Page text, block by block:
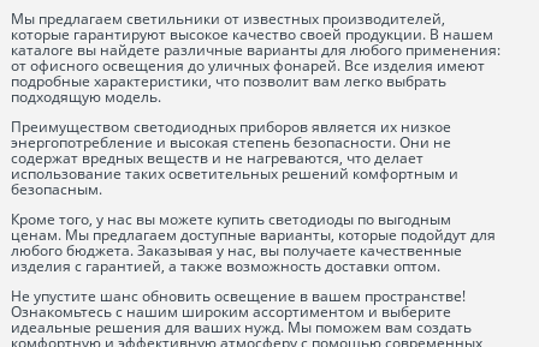
Мы предлагаем светильники от известных производителей,
которые гарантируют высокое качество своей продукции. В нашем
каталоге вы найдете различные варианты для любого применения:
от офисного освещения до уличных фонарей. Все изделия имеют
подробные характеристики, что позволит вам легко выбрать
подходящую модель.
Преимуществом светодиодных приборов является их низкое
энергопотребление и высокая степень безопасности. Они не
содержат вредных веществ и не нагреваются, что делает
использование таких осветительных решений комфортным и
безопасным.
Кроме того, у нас вы можете купить светодиоды по выгодным
ценам. Мы предлагаем доступные варианты, которые подойдут для
любого бюджета. Заказывая у нас, вы получаете качественные
изделия с гарантией, а также возможность доставки оптом.
Не упустите шанс обновить освещение в вашем пространстве!
Ознакомьтесь с нашим широким ассортиментом и выберите
идеальные решения для ваших нужд. Мы поможем вам создать
комфортную и эффективную атмосферу с помощью современных